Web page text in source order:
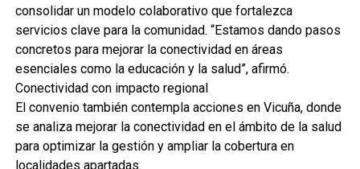
consolidar un modelo colaborativo que fortalezca
servicios clave para la comunidad. “Estamos dando pasos
concretos para mejorar la conectividad en áreas
esenciales como la educación y la salud”, afirmó.
Conectividad con impacto regional
El convenio también contempla acciones en Vicuña, donde
se analiza mejorar la conectividad en el ámbito de la salud
para optimizar la gestión y ampliar la cobertura en
localidades apartadas.